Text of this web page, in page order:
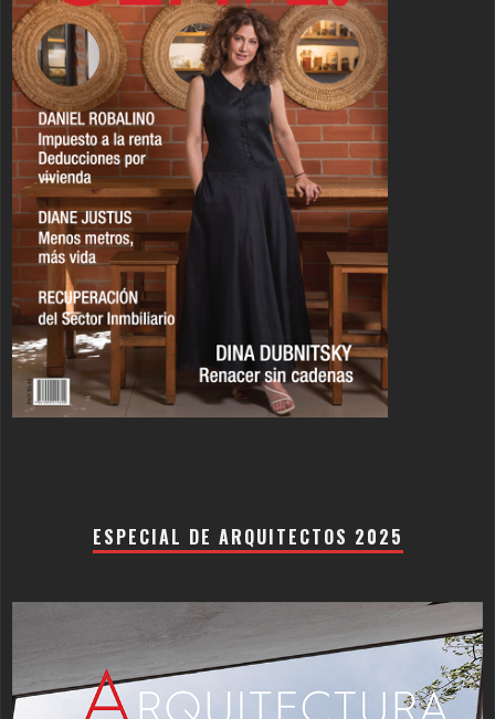
ESPECIAL DE ARQUITECTOS 2025